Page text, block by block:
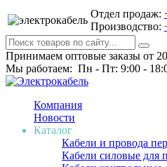
Отдел продаж:
Производство:
Принимаем оптовые заказы от
Мы работаем: Пн - Пт: 9:00 -
Компания
Новости
Каталог
Кабели и провода
Кабели силовые для